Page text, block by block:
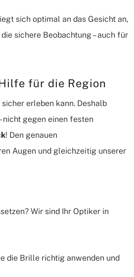
sich optimal an das Gesicht an,
sichere Beobachtung – auch für
für die Region
erleben kann. Deshalb
gegen einen festen
! Den genauen
Augen und gleichzeitig unserer
Wir sind Ihr Optiker in
die Brille richtig anwenden und